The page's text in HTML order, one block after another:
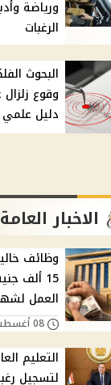
ورياضة
الرغبات
البحوث
دليل
الاخبار العامة
وظائف
15 ألف
العمل
08 أغسطس, 2026 02:01 ص
التعليم
لتسجيل